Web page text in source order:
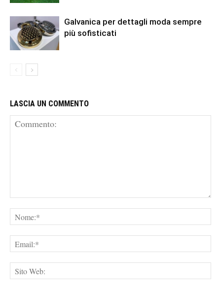
Galvanica per dettagli moda sempre
più sofisticati
LASCIA UN COMMENTO